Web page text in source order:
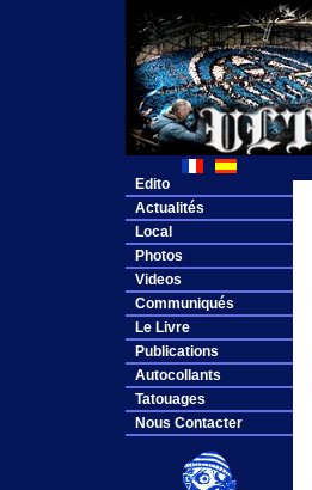
Edito
Actualités
Local
Photos
Videos
Communiqués
Le Livre
Publications
Autocollants
Tatouages
Nous Contacter